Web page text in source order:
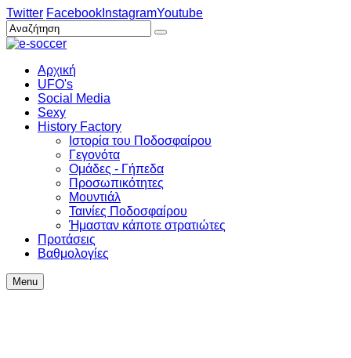
Twitter Facebook InstagramYoutube
Αρχική
UFO's
Social Media
Sexy
History Factory
Ιστορία του Ποδοσφαίρου
Γεγονότα
Ομάδες - Γήπεδα
Προσωπικότητες
Μουντιάλ
Ταινίες Ποδοσφαίρου
Ήμασταν κάποτε στρατιώτες
Προτάσεις
Βαθμολογίες
Menu